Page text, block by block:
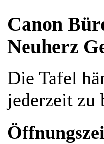
Canon
Neuherz
Die Tafel
jederzeit zu